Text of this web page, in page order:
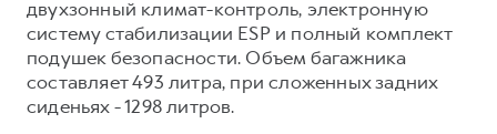
двухзонный климат-контроль, электронную
систему стабилизации ESP и полный комплект
подушек безопасности. Объем багажника
составляет 493 литра, при сложенных задних
сиденьях - 1298 литров.